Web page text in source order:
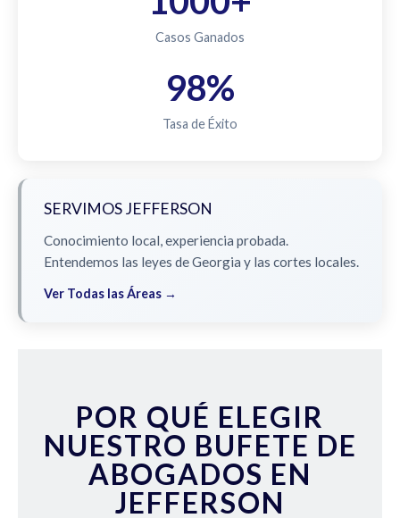
Casos Ganados
98%
Tasa de Éxito
SERVIMOS JEFFERSON
Conocimiento local, experiencia probada.
Entendemos las leyes de Georgia y las cortes locales.
Ver Todas las Áreas →
POR QUÉ ELEGIR
NUESTRO BUFETE DE
ABOGADOS EN
JEFFERSON